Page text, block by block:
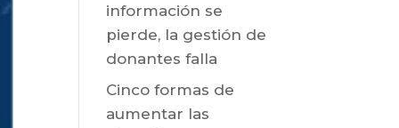
información se
pierde, la gestión de
donantes falla
Cinco formas de
aumentar las